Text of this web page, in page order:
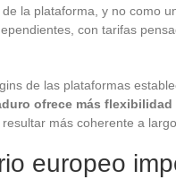
la plataforma, y no como
con tarifas
de las plataformas
ofrece más
más coherente a largo
europeo